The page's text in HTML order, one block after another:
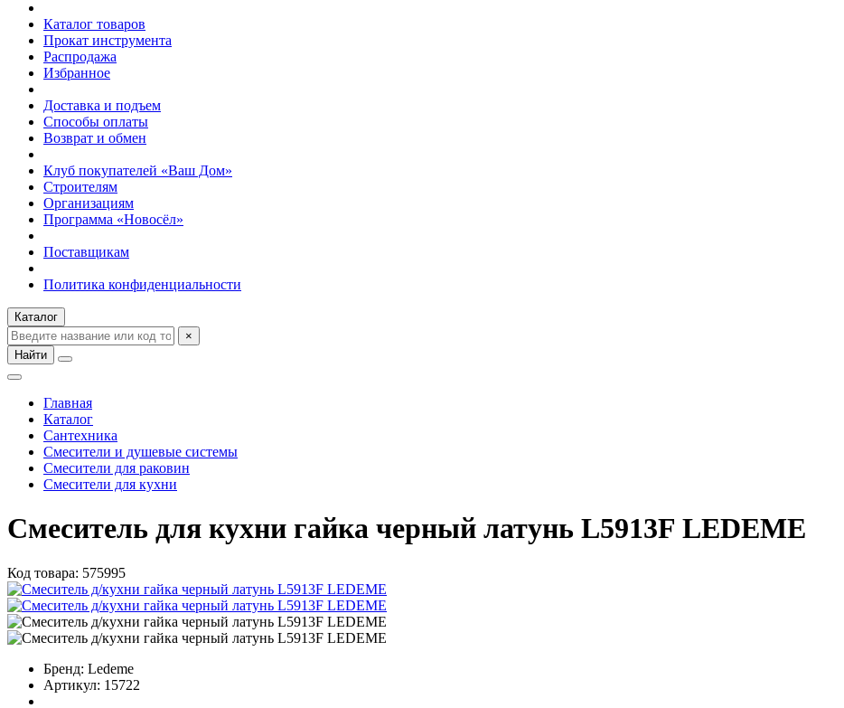
Каталог товаров
Прокат инструмента
Распродажа
Избранное
Доставка и подъем
Способы оплаты
Возврат и обмен
Клуб покупателей «Ваш Дом»
Строителям
Организациям
Программа «Новосёл»
Поставщикам
Политика конфиденциальности
Каталог
×
Найти
Главная
Каталог
Сантехника
Смесители и душевые системы
Смесители для раковин
Смесители для кухни
Смеситель для кухни гайка черный латунь L5913F LEDEME
Код товара: 575995
Бренд: Ledeme
Артикул: 15722